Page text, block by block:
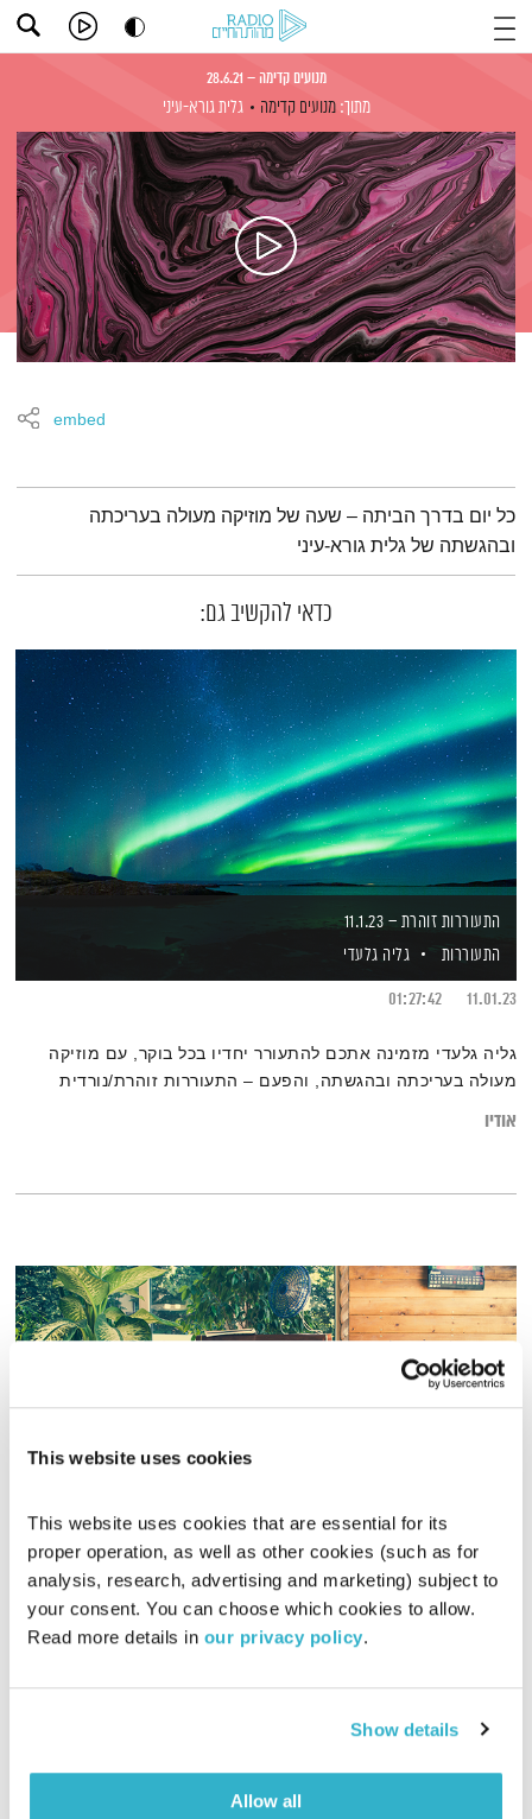
This website uses cookies
This website uses cookies that are essential for its
proper operation, as well as other cookies (such as for
analysis, research, advertising and marketing) subject to
your consent. You can choose which cookies to allow.
Read more details in our privacy policy.
Show details
Allow all
מנועים קדימה – 28.6.21
מתוך: מנועים קדימה גלית גורא-עיני
embed
תמצית הפודקאסט
כל יום בדרך הביתה – שעה של מוזיקה מעולה בעריכתה
ובהגשתה של גלית גורא-עיני
כדאי להקשיב גם:
התעוררות זוהרת – 11.1.23
התעוררות
גליה גלעדי
11.01.23
01:27:42
גליה גלעדי מזמינה אתכם להתעורר יחדיו בכל בוקר, עם מוזיקה
מעולה בעריכתה ובהגשתה, והפעם – התעוררות זוהרת/נורדית
אודיו
מופע הרדיו של אורי גוטליב
אורי גוטליב
06.11.18
00:56:28